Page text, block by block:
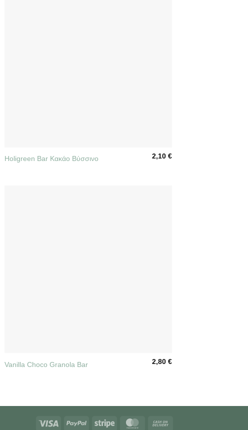
Holigreen Bar Κακάο Βύσσινο 2,10€
Vanilla Choco Granola Bar 2,80€
Visa PayPal Stripe MasterCard